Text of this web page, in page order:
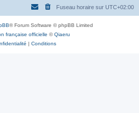
Fuseau horaire sur UTC+02:00
® Forum Software © phpBB Limited
française officielle ©Qiaeru
| Conditions